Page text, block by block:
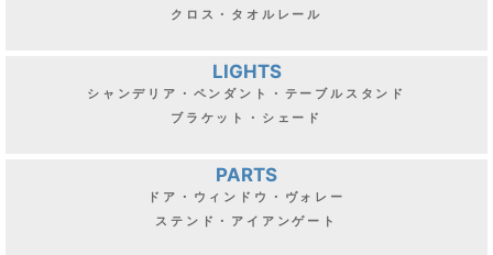
クロス・タオルレール
LIGHTS
シャンデリア・ペンダント・テーブルスタンド
ブラケット・シェード
PARTS
ドア・ウィンドウ・ヴォレー
ステンド・アイアンゲート